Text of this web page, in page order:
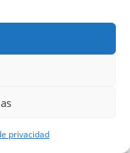
privacidad